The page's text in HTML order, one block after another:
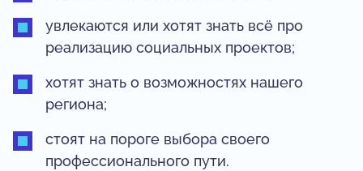
увлекаются или хотят знать всё про
реализацию социальных проектов;
хотят знать о возможностях нашего
региона;
стоят на пороге выбора своего
профессионального пути.